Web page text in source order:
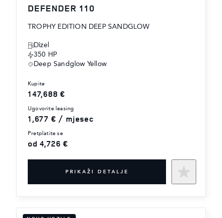
DEFENDER 110
TROPHY EDITION DEEP SANDGLOW
Dizel
350 HP
Deep Sandglow Yellow
kupite
147,688 €
ugovorite leasing
1,677 € / mjesec
pretplatite se
od 4,726 €
PRIKAŽI DETALJE